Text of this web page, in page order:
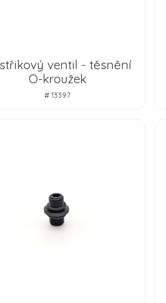
ventil - těsnění
O-kroužek
# 13397